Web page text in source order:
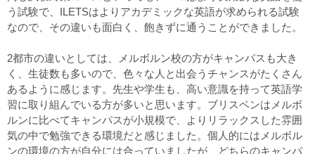
う試験で、ILETSはよりアカデミックな英語が求められる試験
なので、その違いも面白く、飽きずに通うことができました。
2都市の違いとしては、メルボルン校の方がキャンパスも大き
く、生徒数も多いので、色々な人と出会うチャンスがたくさん
あるように感じます。先生や学生も、高い意識を持って英語学
習に取り組んでいる方が多いと思います。ブリスベンはメルボ
ルンに比べてキャンパスが小規模で、よりリラックスした雰囲
気の中で勉強できる環境だと感じました。個人的にはメルボル
ンの環境の方が自分には合っていましたが、どちらのキャンパ